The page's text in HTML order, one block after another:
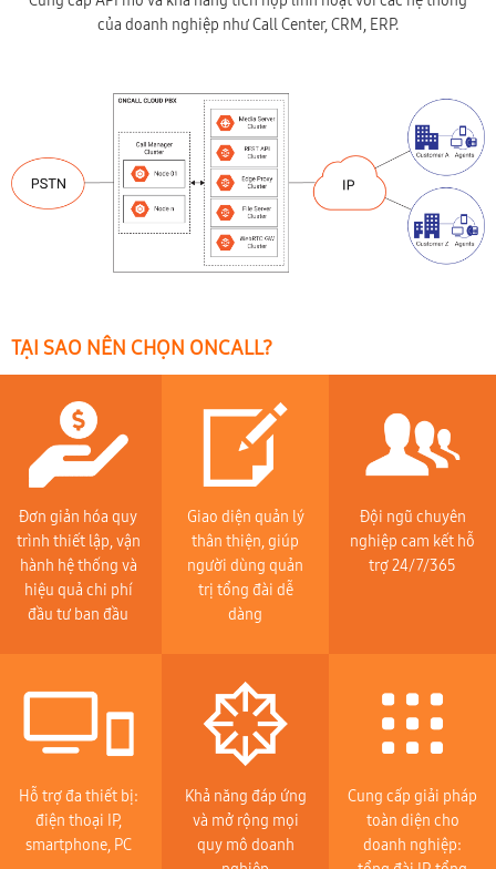
của doanh nghiệp như Call Center, CRM, ERP.
TẠI SAO NÊN CHỌN ONCALL?
Đơn giản hóa quy
trình thiết lập, vận
hành hệ thống và
hiệu quả chi phí
đầu tư ban đầu
Giao diện quản lý
thân thiện, giúp
người dùng quản
trị tổng đài dễ
dàng
Đội ngũ chuyên
nghiệp cam kết hỗ
trợ 24/7/365
Hỗ trợ đa thiết bị:
điện thoại IP,
smartphone, PC
Khả năng đáp ứng
và mở rộng mọi
quy mô doanh
Cung cấp giải pháp
toàn diện cho
doanh nghiệp: